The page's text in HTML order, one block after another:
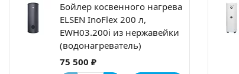
Бойлер косвенного нагрева
ELSEN InoFlex 200 л,
EWH03.200i из нержавейки
(водонагреватель)
75 500 ₽